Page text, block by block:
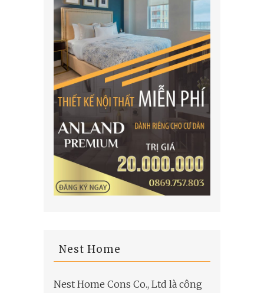
Nest Home
Nest Home Cons Co., Ltd là công